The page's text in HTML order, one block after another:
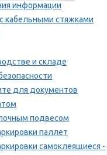
информации
кабельными стяжками
и складе
для документов
подвесом
паллет
самоклеящиеся -